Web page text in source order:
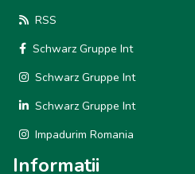
RSS
Schwarz Gruppe Int
Schwarz Gruppe Int
Schwarz Gruppe Int
Impadurim Romania
Informatii